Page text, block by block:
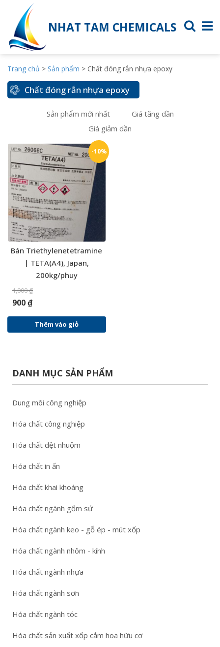
NHAT TAM CHEMICALS
Trang chủ > Sản phẩm > Chất đóng rắn nhựa epoxy
Chất đóng rắn nhựa epoxy
Sản phẩm mới nhất
Giá tăng dần
Giá giảm dần
-10%
Bán Triethylenetetramine
| TETA(A4), Japan,
200kg/phuy
1,000₫
900₫
Thêm vào giỏ
DANH MỤC SẢN PHẨM
Dung môi công nghiệp
Hóa chất công nghiệp
Hóa chất dệt nhuộm
Hóa chất in ấn
Hóa chất khai khoáng
Hóa chất ngành gốm sứ
Hóa chất ngành keo - gỗ ép - mút xốp
Hóa chất ngành nhôm - kính
Hóa chất ngành nhựa
Hóa chất ngành sơn
Hóa chất ngành tóc
Hóa chất sản xuất xốp cắm hoa hữu cơ